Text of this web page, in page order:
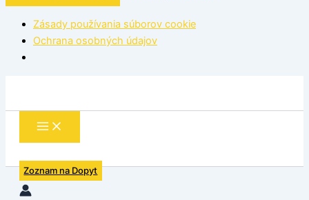
Zásady používania súborov cookie
Ochrana osobných údajov
Zoznam na Dopyt